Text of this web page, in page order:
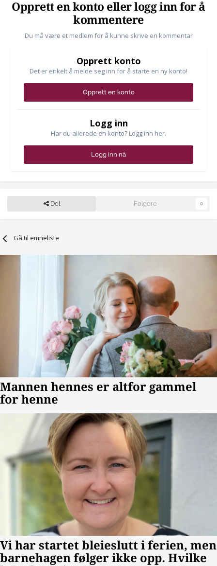
Opprett en konto eller logg inn for å
kommentere
Du må være et medlem for å kunne skrive en kommentar
Opprett konto
Det er enkelt å melde seg inn for å starte en ny konto!
Opprett en konto
Logg inn
Har du allerede en konto? Logg inn her.
Logg inn nå
Del Følgere 0
Gå til emneliste